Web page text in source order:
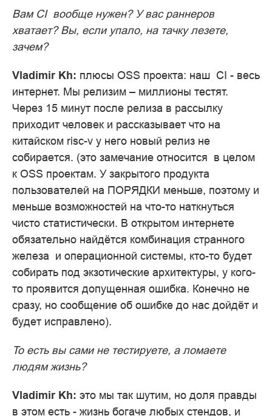
Вам CI вообще нужен? У вас раннеров
хватает? Вы, если упало, на тачку лезете,
зачем?
Vladimir Kh: плюсы OSS проекта: наш CI - весь
интернет. Мы релизим – миллионы тестят.
Через 15 минут после релиза в рассылку
приходит человек и рассказывает что на
китайском risc-v у него новый релиз не
собирается. (это замечание относится в целом
к OSS проектам. У закрытого продукта
пользователей на ПОРЯДКИ меньше, поэтому и
меньше возможностей на что-то наткнуться
чисто статистически. В открытом интернете
обязательно найдётся комбинация странного
железа и операционной системы, кто-то будет
собирать под экзотические архитектуры, у кого-
то проявится допущенная ошибка. Конечно не
сразу, но сообщение об ошибке до нас дойдёт и
будет исправлено).
То есть вы сами не тестируете, а ломаете
людям жизнь?
Vladimir Kh: это мы так шутим, но доля правды
в этом есть - жизнь богаче любых стендов, и